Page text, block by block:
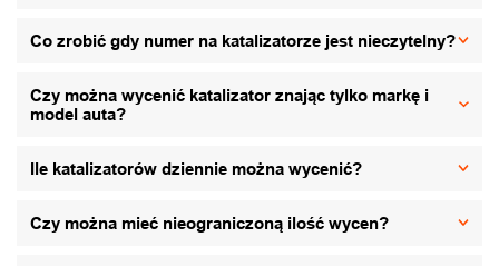
Co zrobić gdy numer na katalizatorze jest nieczytelny?
Czy można wycenić katalizator znając tylko markę i
model auta?
Ile katalizatorów dziennie można wycenić?
Czy można mieć nieograniczoną ilość wycen?